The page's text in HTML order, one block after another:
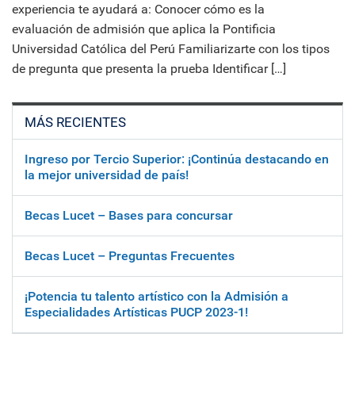
experiencia te ayudará a: Conocer cómo es la
evaluación de admisión que aplica la Pontificia
Universidad Católica del Perú Familiarizarte con los tipos
de pregunta que presenta la prueba Identificar […]
MÁS RECIENTES
Ingreso por Tercio Superior: ¡Continúa destacando en
la mejor universidad de país!
Becas Lucet – Bases para concursar
Becas Lucet – Preguntas Frecuentes
¡Potencia tu talento artístico con la Admisión a
Especialidades Artísticas PUCP 2023-1!